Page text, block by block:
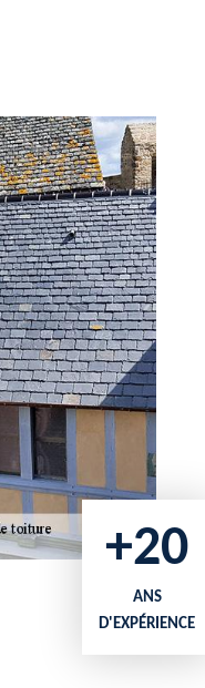
+20
ANS
D'EXPÉRIENCE